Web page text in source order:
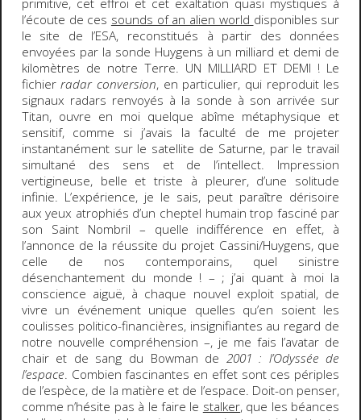
primitive, cet effroi et cet exaltation quasi mystiques à
l’écoute de ces sounds of an alien world disponibles sur
le site de l’ESA, reconstitués à partir des données
envoyées par la sonde Huygens à un milliard et demi de
kilomètres de notre Terre. UN MILLIARD ET DEMI ! Le
fichierradar conversion, en particulier, qui reproduit les
signaux radars renvoyés à la sonde à son arrivée sur
Titan, ouvre en moi quelque abîme métaphysique et
sensitif, comme si j’avais la faculté de me projeter
instantanément sur le satellite de Saturne, par le travail
simultané des sens et de l’intellect. Impression
vertigineuse, belle et triste à pleurer, d’une solitude
infinie. L’expérience, je le sais, peut paraître dérisoire
aux yeux atrophiés d’un cheptel humain trop fasciné par
son Saint Nombril – quelle indifférence en effet, à
l’annonce de la réussite du projet Cassini/Huygens, que
celle de nos contemporains, quel sinistre
désenchantement du monde ! – ; j’ai quant à moi la
conscience aiguë, à chaque nouvel exploit spatial, de
vivre un événement unique quelles qu’en soient les
coulisses politico-financières, insignifiantes au regard de
notre nouvelle compréhension –, je me fais l’avatar de
chair et de sang du Bowman de 2001 : l’Odyssée de
l’espace. Combien fascinantes en effet sont ces périples
de l’espèce, de la matière et de l’espace. Doit-on penser,
comme n’hésite pas à le faire le stalker, que les béances